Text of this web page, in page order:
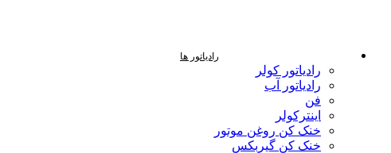
رادیاتور ها
رادیاتور کولر
رادیاتور آب
فن
اینترکولر
خنک کن روغن موتور
خنک کن گیربکس